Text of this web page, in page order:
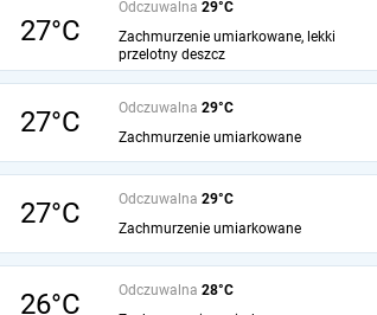
27°C
Odczuwalna 29°C
Zachmurzenie umiarkowane, lekki
przelotny deszcz
27°C Odczuwalna 29°C
Zachmurzenie umiarkowane
27°C Odczuwalna 29°C
Zachmurzenie umiarkowane
26°C Odczuwalna 28°C